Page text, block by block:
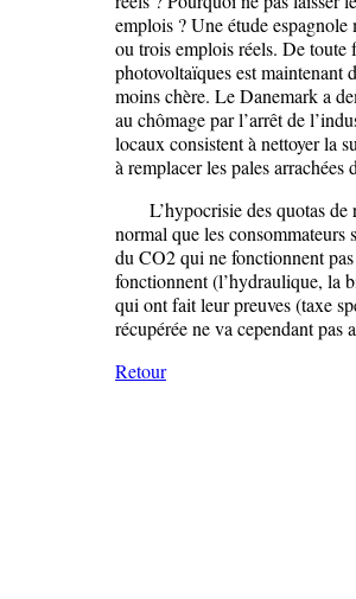
emplois ? Une étude
ou trois emplois réels. De toute
photovoltaïques est maintenant
moins chère. Le Danemark a
au chômage par l’arrêt de
locaux consistent à nettoyer la
à remplacer les pales arrachées
L’hypocrisie des quotas de
normal que les consommateurs
du CO2 qui ne fonctionnent
fonctionnent (l’hydraulique, la
qui ont fait leur preuves (taxe
récupérée ne va cependant
Retour